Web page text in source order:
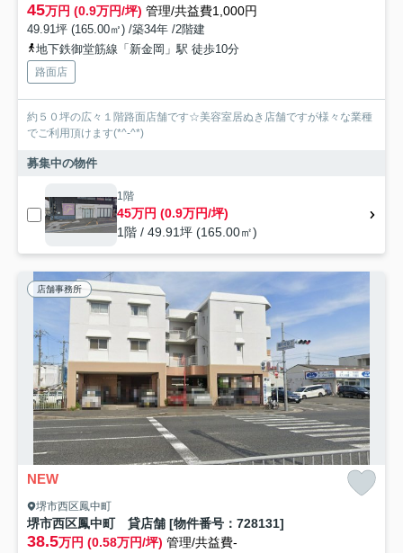
45万円 (0.9万円/坪) 管理/共益費1,000円
49.91坪 (165.00㎡) /築34年 /2階建
地下鉄御堂筋線「新金岡」駅 徒歩10分
路面店
約５０坪の広々１階路面店舗です☆美容室居ぬき店舗ですが様々な業種
でご利用頂けます(*^-^*)
募集中の物件
1階
45万円 (0.9万円/坪)
1階 / 49.91坪 (165.00㎡)
店舗事務所
NEW
堺市西区鳳中町
堺市西区鳳中町 貸店舗 [物件番号：728131]
38.5万円 (0.58万円/坪) 管理/共益費-